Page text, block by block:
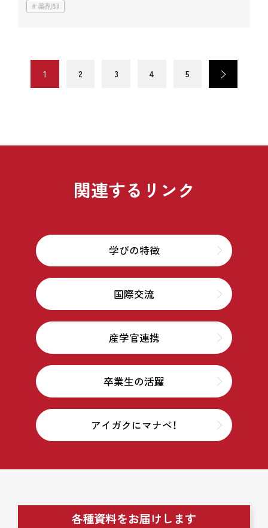
薬剤師
1 2 3 4 5 >
関連するリンク
学びの特徴
国際交流
産学官連携
卒業生の活躍
アイガクにマナベ！
各種資料をお届けします